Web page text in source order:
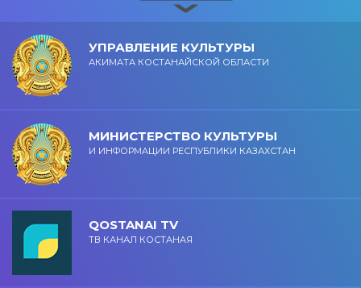
УПРАВЛЕНИЕ КУЛЬТУРЫ
АКИМАТА КОСТАНАЙСКОЙ ОБЛАСТИ
МИНИСТЕРСТВО КУЛЬТУРЫ
И ИНФОРМАЦИИ РЕСПУБЛИКИ КАЗАХСТАН
QOSTANAI TV
ТВ КАНАЛ КОСТАНАЯ